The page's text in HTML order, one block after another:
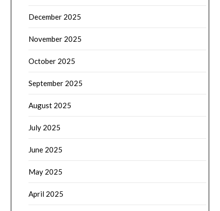
December 2025
November 2025
October 2025
September 2025
August 2025
July 2025
June 2025
May 2025
April 2025